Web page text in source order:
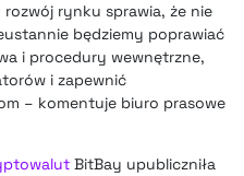
rynku sprawia, że nie
będziemy poprawiać
i procedury wewnętrzne,
i zapewnić
– komentuje biuro prasowe
BitBay upubliczniła